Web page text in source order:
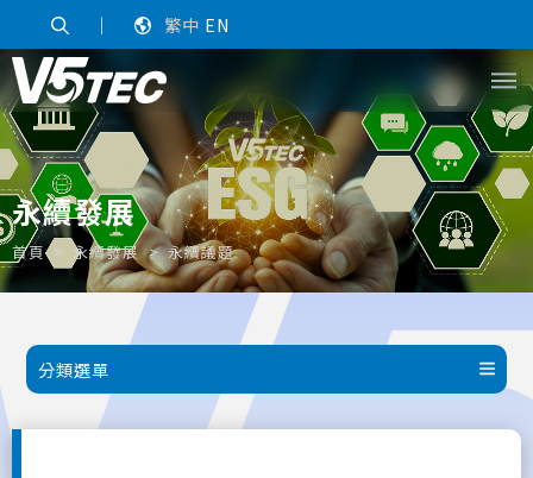
｜ 繁中 EN
永續發展
首頁 永續發展 永續議題
分類選單